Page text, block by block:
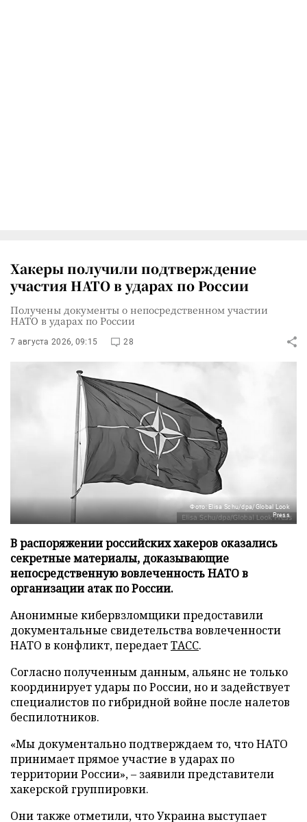
Хакеры получили подтверждение
участия НАТО в ударах по России
Получены документы о непосредственном участии
НАТО в ударах по России
7 августа 2026, 09:15 28
Фото: Elisa Schu/dpa/Global Look
Press
В распоряжении российских хакеров оказались
секретные материалы, доказывающие
непосредственную вовлеченность НАТО в
организации атак по России.
Анонимные кибервзломщики предоставили
документальные свидетельства вовлеченности
НАТО в конфликт, передаетТАСС.
Согласно полученным данным, альянс не только
координирует удары по России, но и задействует
специалистов по гибридной войне после налетов
беспилотников.
«Мы документально подтверждаем то, что НАТО
принимает прямое участие в ударах по
территории России», – заявили представители
хакерской группировки.
Они также отметили, что Украина выступает